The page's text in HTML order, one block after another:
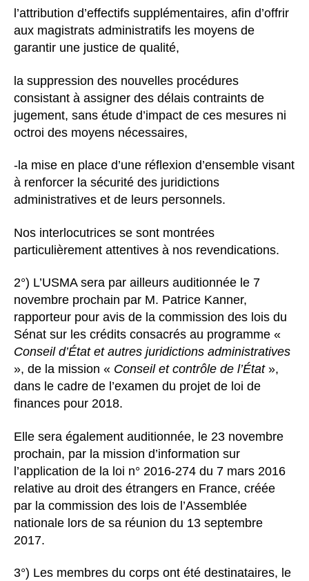
l’attribution d’effectifs supplémentaires, afin d’offrir
aux magistrats administratifs les moyens de
garantir une justice de qualité,
la suppression des nouvelles procédures
consistant à assigner des délais contraints de
jugement, sans étude d’impact de ces mesures ni
octroi des moyens nécessaires,
-la mise en place d’une réflexion d’ensemble visant
à renforcer la sécurité des juridictions
administratives et de leurs personnels.
Nos interlocutrices se sont montrées
particulièrement attentives à nos revendications.
2°) L’USMA sera par ailleurs auditionnée le 7
novembre prochain par M. Patrice Kanner,
rapporteur pour avis de la commission des lois du
Sénat sur les crédits consacrés au programme «
Conseil d’État et autres juridictions administratives
», de la mission « Conseil et contrôle de l’État»,
dans le cadre de l’examen du projet de loi de
finances pour 2018.
Elle sera également auditionnée, le 23 novembre
prochain, par la mission d’information sur
l’application de la loi n° 2016-274 du 7 mars 2016
relative au droit des étrangers en France, créée
par la commission des lois de l’Assemblée
nationale lors de sa réunion du 13 septembre
2017.
3°) Les membres du corps ont été destinataires, le